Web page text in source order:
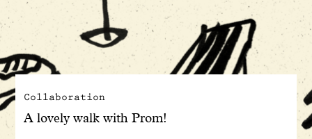
Collaboration
A lovely walk with Prom!